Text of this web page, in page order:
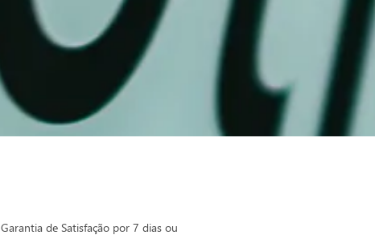
Garantia de Satisfação por 7 dias ou